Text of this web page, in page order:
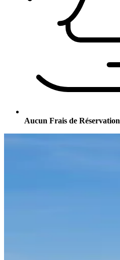
Aucun Frais de Réservation